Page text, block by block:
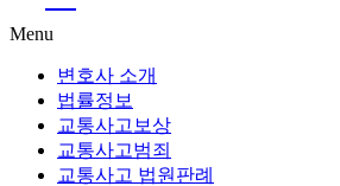
Menu
변호사 소개
법률정보
교통사고보상
교통사고범죄
교통사고 법원판례